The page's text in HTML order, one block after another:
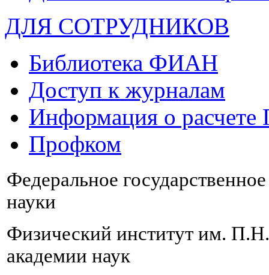
ДЛЯ СОТРУДНИКОВ
Библиотека ФИАН
Доступ к журналам
Информация о
Профком
Федеральное
науки
Физический институт им.
академии наук